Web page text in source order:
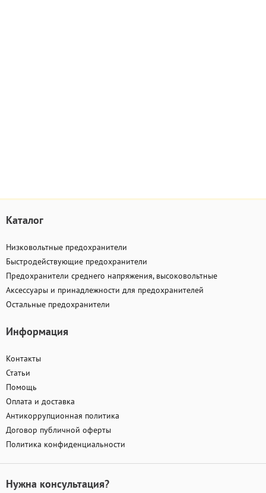
Каталог
Низковольтные предохранители
Быстродействующие предохранители
Предохранители среднего напряжения, высоковольтные
Аксессуары и принадлежности для предохранителей
Остальные предохранители
Информация
Контакты
Статьи
Помощь
Оплата и доставка
Антикоррупционная политика
Договор публичной оферты
Политика конфиденциальности
Нужна консультация?